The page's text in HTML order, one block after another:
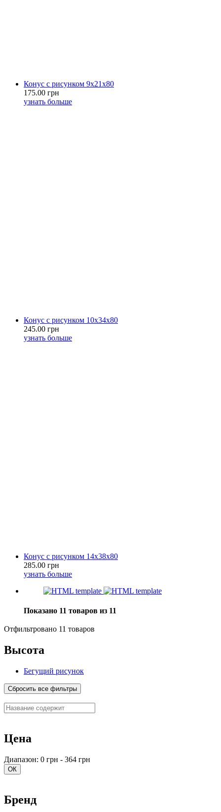
Конус с рисунком 9х21х80
175.00 грн
узнать больше
Конус с рисунком 10х34х80
245.00 грн
узнать больше
Конус с рисунком 14х38х80
285.00 грн
узнать больше
Показано 11 товаров из 11
Отфильтровано 11 товаров
Высота
Бегущий рисунок
Сбросить все фильтры
Цена
Диапазон: 0 грн - 364 грн
ОК
Бренд